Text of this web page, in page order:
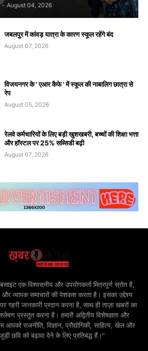
- August 04, 2026
जबलपुर में कांवड़ यात्रा के कारण स्कूल रहेंगे बंद
August 07, 2026
विजयनगर के ' एआर कैफे ' में स्कूल की नाबालिग छात्रा से
रेप
August 05, 2026
रेलवे कर्मचारियों के लिए बड़ी खुशखबरी, बच्चों की शिक्षा भत्ता
और हॉस्टल पर 25% सब्सिडी बढ़ी
August 07, 2026
एक विश्वसनीय और उपयोगकर्ता मित्रपूर्ण स्रोत है,
और व्यापक समाचारों की पेशकश करता है। इसका उद्देश्य
पर गहरी जानकारी प्रदान करना है, साथ ही ताज़ा खबरों का
प्रस्तुत करना है। हमारी अद्वितीय विशेषज्ञता और
आपको राजनीति, विज्ञान, प्रौद्योगिकी, साहित्य, खेल और
छवि को बढ़ावा देने के लिए प्रतिबद्ध हैं।"